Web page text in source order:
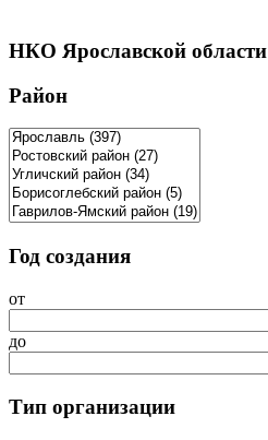
НКО Ярославской области
Район
Год создания
от
до
Тип организации